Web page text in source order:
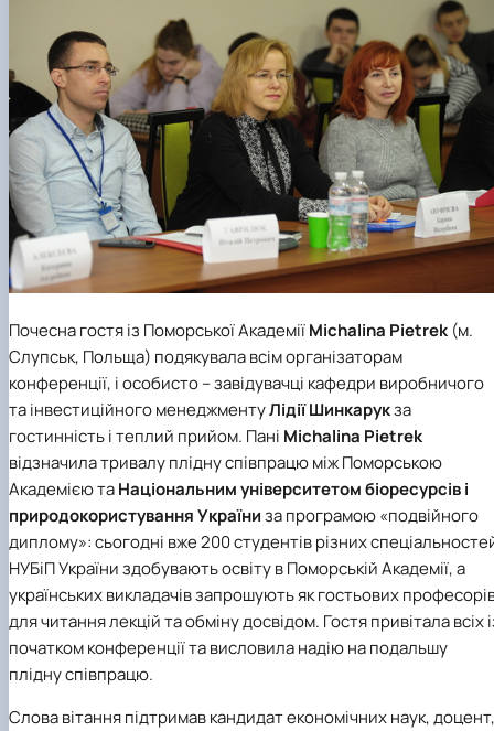
Почесна гостя із Поморської АкадеміїMichalina Pietrek (м.
Слупськ, Польща) подякувала всім організаторам
конференції, і особисто – завідувачці кафедри виробничого
та інвестиційного менеджментуЛідії Шинкарукза
гостинність і теплий прийом. Пані Michalina Pietrek
відзначила тривалу плідну співпрацю міжПоморською
АкадемієютаНаціональним університетом біоресурсів і
природокористування Україниза програмою «подвійного
диплому»: сьогодні вже 200 студентів різних
НУБіП України здобувають освіту в Поморській Академії, а
українських викладачів запрошують як гостьових
для читання лекцій та обміну досвідом. Гостя привітала всіх
початком конференції та висловила надію на подальшу
плідну співпрацю.
Слова вітання підтримав кандидат економічних наук, доцент,